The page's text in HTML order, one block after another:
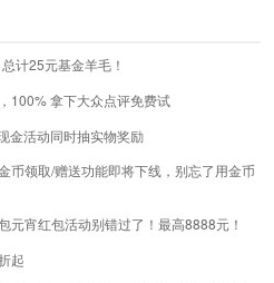
计25元基金羊毛！
100% 拿下大众点评免费试
金活动同时抽实物奖励
币领取/赠送功能即将下线，别忘了用金币
元宵红包活动别错过了！最高8888元！
起